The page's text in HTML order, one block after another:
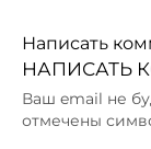
Написать
НАПИСАТЬ
Ваш email не
отмечены